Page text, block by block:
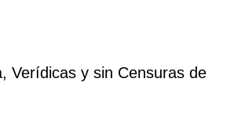
Verídicas y sin Censuras de